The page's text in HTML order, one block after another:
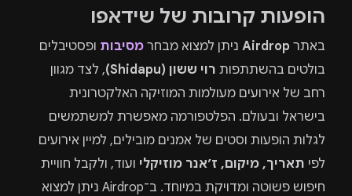
הופעות קרובות של שידאפו
באתר Airdrop ניתן למצוא מבחר מסיבות ופסטיבלים
בולטים בהשתתפות רוי ששון (Shidapu)
, לצד מגוון
רחב של אירועים מעולמות המוזיקה האלקטרונית
בישראל ובעולם. הפלטפורמה מאפשרת למשתמשים
לגלות הופעות וסטים של אמנים מובילים, למיין אירועים
לפי תאריך, מיקום, ז׳אנר מוזיקלי ועוד, ולקבל חוויית
חיפוש פשוטה ומדויקת במיוחד. ב־Airdrop ניתן למצוא